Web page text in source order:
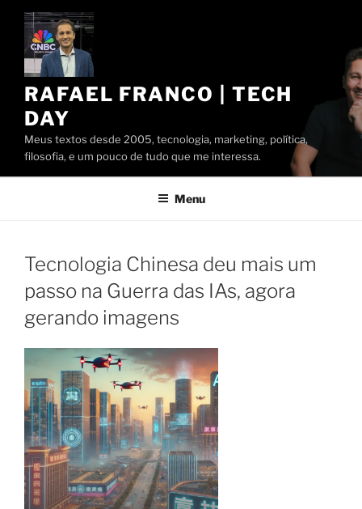
Pular
conteúdo
RAFAEL FRANCO | TECH
DAY
Meus textos desde 2005, tecnologia, marketing, política,
filosofia, e um pouco de tudo que me interessa.
Menu
Tecnologia Chinesa deu mais um
passo na Guerra das IAs, agora
gerando imagens